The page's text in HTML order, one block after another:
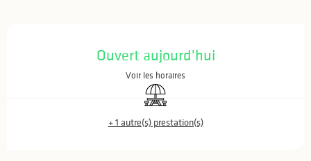
Ouvert aujourd'hui
Voir les horaires
Aire de pique nique
+ 1 autre(s) prestation(s)